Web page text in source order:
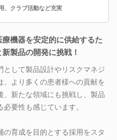
、クラブ活動など充実
機器を安定的に供給するた
製品の開発に挑戦！
として製品設計やリスクマネジ
、より多くの患者様への貢献を
、新たな領域にも挑戦し、製品
要性も感じています。
育成を目的とする採用をスタ